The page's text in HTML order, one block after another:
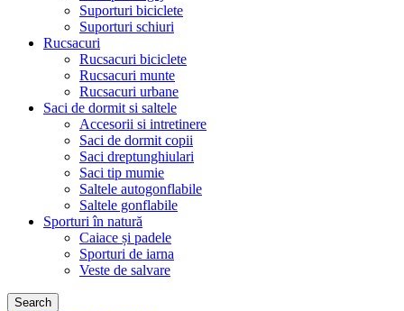
Suporturi biciclete
Suporturi schiuri
Rucsacuri
Rucsacuri biciclete
Rucsacuri munte
Rucsacuri urbane
Saci de dormit si saltele
Accesorii si intretinere
Saci de dormit copii
Saci dreptunghiulari
Saci tip mumie
Saltele autogonflabile
Saltele gonflabile
Sporturi în natură
Caiace și padele
Sporturi de iarna
Veste de salvare
Search